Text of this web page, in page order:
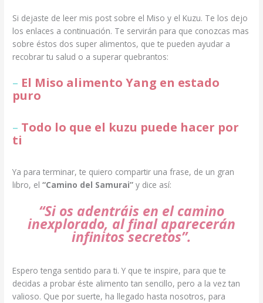
Si dejaste de leer mis post sobre el Miso y el Kuzu. Te los dejo
los enlaces a continuación. Te servirán para que conozcas mas
sobre éstos dos super alimentos, que te pueden ayudar a
recobrar tu salud o a superar quebrantos:
– El Miso alimento Yang en estado
puro
– Todo lo que el kuzu puede hacer por
ti
Ya para terminar, te quiero compartir una frase, de un gran
libro, el“Camino del Samurai” y dice así:
“Si os adentráis en el camino
inexplorado, al final aparecerán
infinitos secretos”.
Espero tenga sentido para ti. Y que te inspire, para que te
decidas a probar éste alimento tan sencillo, pero a la vez tan
valioso. Que por suerte, ha llegado hasta nosotros, para